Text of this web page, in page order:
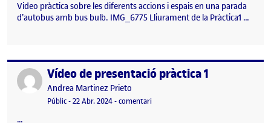
Video pràctica sobre les diferents accions i espais en una parada
d’autobus amb bus bulb. IMG_6775 Lliurament de la Pràctica1 …
Publicat perVídeo de presentació pràctica 1
Publicat per
Andrea Martinez Prieto
Visibilitat:
Públic-Data de publicació
22 Abr. 202422 abril, 2024 8:46 pm
-comentariel Vídeo de presentació pràctica 1
…